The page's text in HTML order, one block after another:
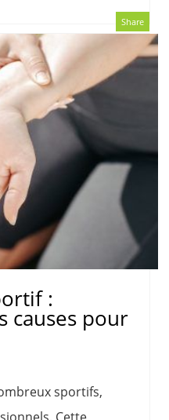
Share
:
causes pour
sportifs,